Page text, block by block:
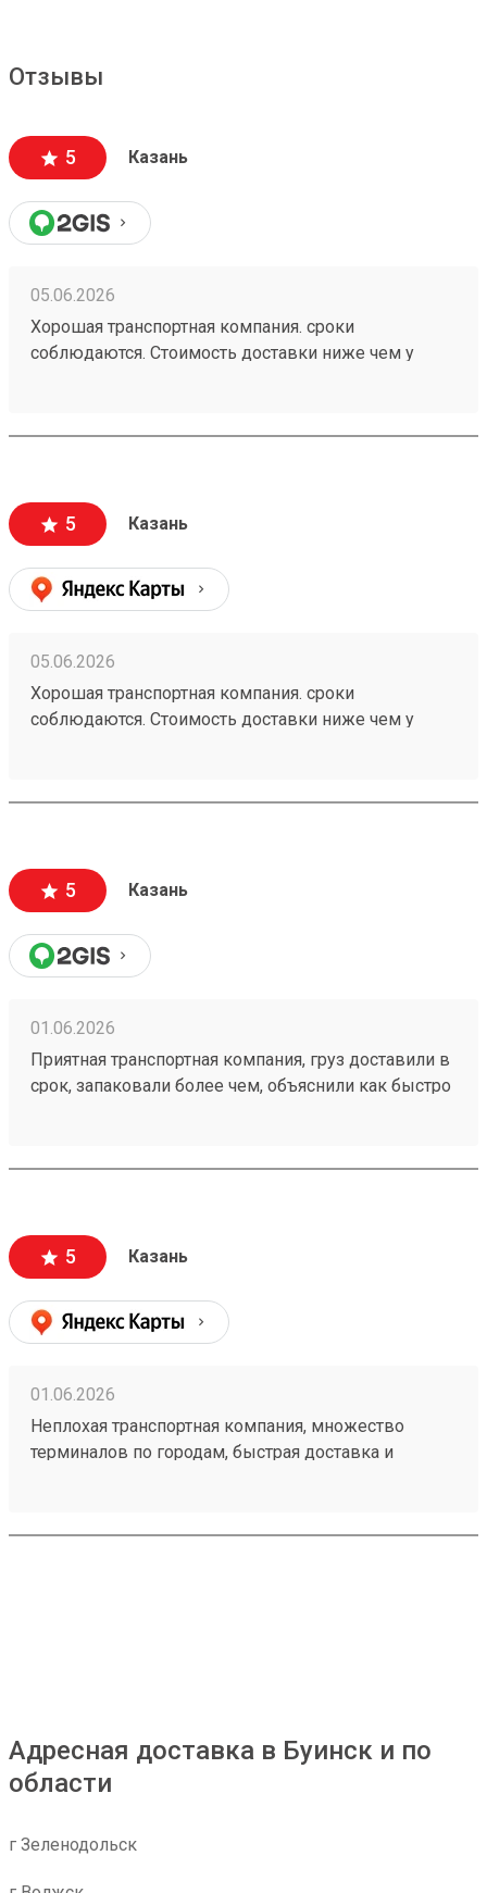
Отзывы
5 Казань
05.06.2026
Хорошая транспортная компания. сроки
соблюдаются. Стоимость доставки ниже чем у
260472502
5 Казань
05.06.2026
Хорошая транспортная компания. сроки
соблюдаются. Стоимость доставки ниже чем у
5 Казань
01.06.2026
Приятная транспортная компания, груз доставили в
срок, запаковали более чем, объяснили как быстро
территорию, но я не уверен что в этом виноват
5 Казань
01.06.2026
Неплохая транспортная компания, множество
терминалов по городам, быстрая доставка и
Единственный наверно минус это платный въезд
Адресная доставка в Буинск и по
области
г Зеленодольск